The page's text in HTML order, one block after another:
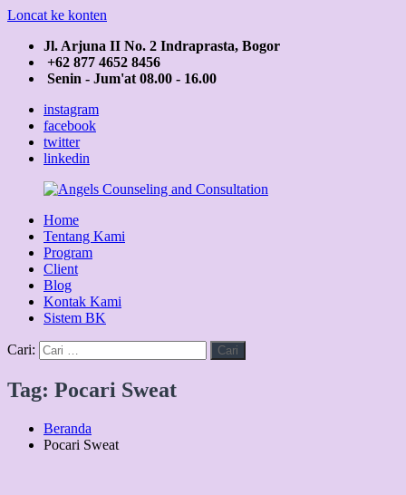
Loncat ke konten
Jl. Arjuna II No. 2 Indraprasta, Bogor
+62 877 4652 8456
Senin - Jum'at 08.00 - 16.00
instagram
facebook
twitter
linkedin
Angels
Counseling
Consultation
Good
Personality
Better
Life
Home
Tentang Kami
Program
Client
Blog
Kontak Kami
Sistem BK
Cari: Cari
Tag: Pocari Sweat
Beranda
Pocari Sweat